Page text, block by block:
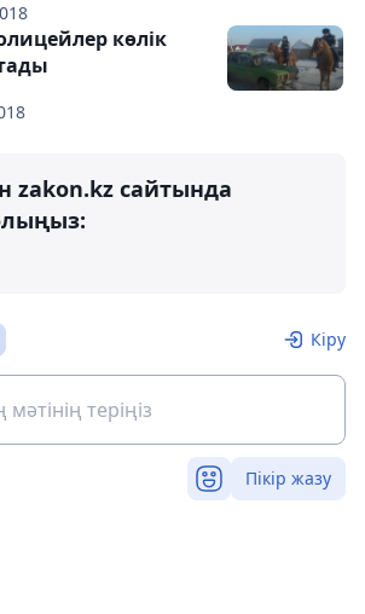
көлік
zakon.kz сайтында
Кіру
Пікір жазу